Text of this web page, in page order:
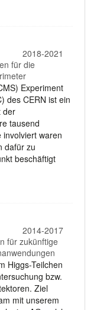
2018-2021
für die
Experiment
des CERN ist ein
der
tausend
waren
dafür zu
beschäftigt
2014-2017
für zukünftige
Higgs-Teilchen
bzw.
Ziel
mit unserem